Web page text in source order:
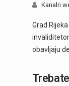
Grad
obavljaju